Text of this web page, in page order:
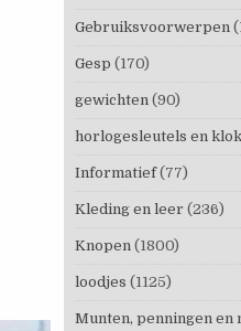
Gebruiksvoorwerpen
Gesp (170)
gewichten (90)
horlogesleutels en klok
Informatief (77)
Kleding en leer (236)
Knopen (1800)
loodjes (1125)
Munten, penningen en